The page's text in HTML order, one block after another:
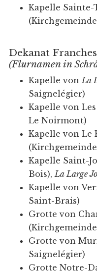
Kapelle Sainte-
Dekanat
(Flurnamen in
Kapelle von La
Saignelégier)
Kapelle von
Le Noirmont)
Kapelle von Le
Kapelle Saint-
Bois), La Large
Kapelle von
Saint-Brais)
Grotte von
Grotte von
Saignelégier)
Grotte Notre-